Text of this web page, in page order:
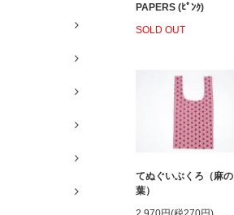
PAPERS (ﾋﾟﾝｸ)
SOLD OUT
てぬぐいぶくろ（麻の
葉）